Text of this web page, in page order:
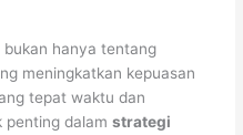
hanya tentang
meningkatkan kepuasan
tepat waktu dan
penting dalamstrategi